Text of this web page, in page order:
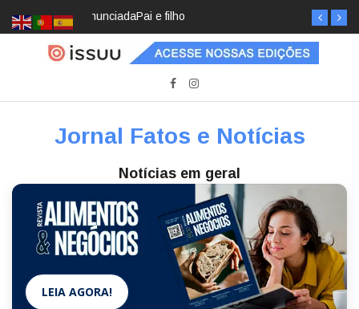
Pai e filho
Jornal Fatos e Notícias
Notícias em geral
LEIA AGORA!